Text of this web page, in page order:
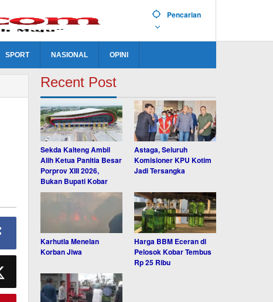
Pencarian
SPORT NASIONAL OPINI
Recent Post
Sekda Kalteng Ambil
Alih Ketua Panitia Besar
Porprov XIII 2026,
Bukan Bupati Kobar
Astaga, Seluruh
Komisioner KPU Kotim
Jadi Tersangka
Karhutla Menelan
Korban Jiwa
Harga BBM Eceran di
Pelosok Kobar Tembus
Rp 25 Ribu